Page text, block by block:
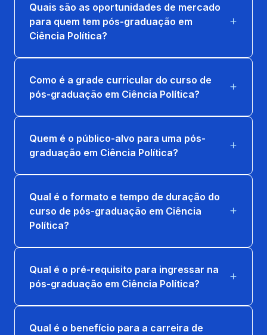
Quais são as oportunidades de mercado
para quem tem pós-graduação em
Ciência Política?
Como é a grade curricular do curso de
pós-graduação em Ciência Política?
Quem é o público-alvo para uma pós-
graduação em Ciência Política?
Qual é o formato e tempo de duração do
curso de pós-graduação em Ciência
Política?
Qual é o pré-requisito para ingressar na
pós-graduação em Ciência Política?
Qual é o benefício para a carreira de